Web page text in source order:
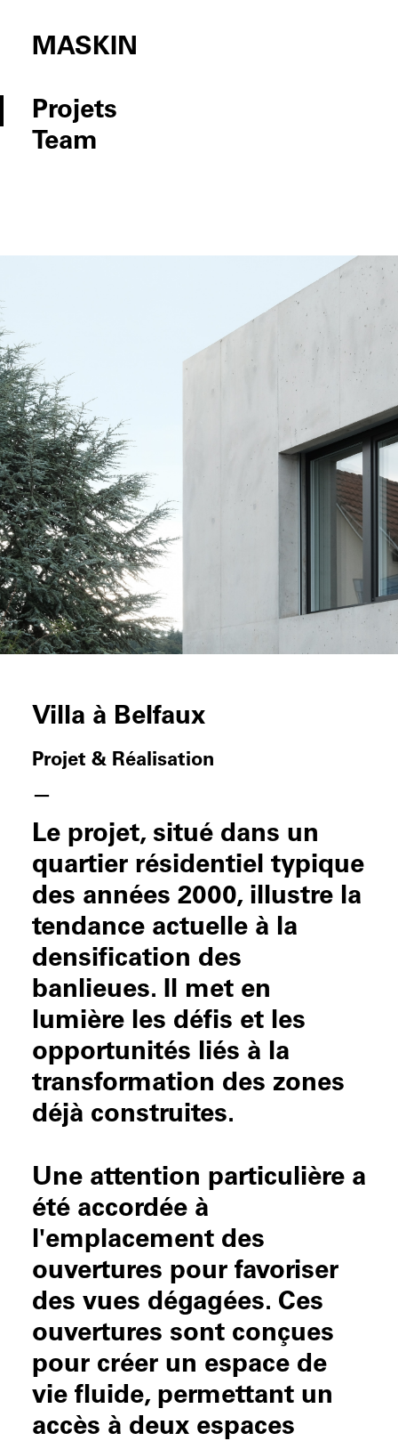
MASKIN
Projets
Team
Villa à Belfaux
Projet & Réalisation
—
Le projet, situé dans un
quartier résidentiel typique
des années 2000, illustre la
tendance actuelle à la
densification des
banlieues. Il met en
lumière les défis et les
opportunités liés à la
transformation des zones
déjà construites.
Une attention particulière a
été accordée à
l'emplacement des
ouvertures pour favoriser
des vues dégagées. Ces
ouvertures sont conçues
pour créer un espace de
vie fluide, permettant un
accès à deux espaces